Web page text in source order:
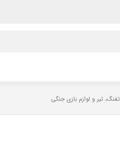
تفنگ، تیر و لوازم بازی جنگی